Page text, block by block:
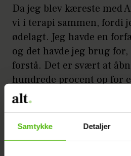
Samtykke Detaljer
Da jeg blev kæreste med
vi i terapi sammen, fordi
ødelagt. Jeg havde en
og det havde jeg brug
forstå. Det er svært at
hundrede procent op for
menneske, når man har
Det vil altid sidde i mig,